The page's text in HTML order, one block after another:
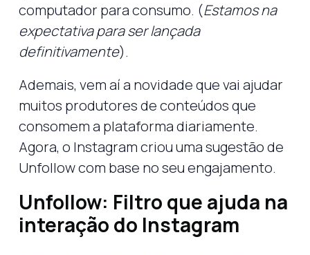
computador para consumo. (Estamos na
expectativa para ser lançada
definitivamente).
Ademais, vem aí a novidade que vai ajudar
muitos produtores de conteúdos que
consomem a plataforma diariamente.
Agora, o Instagram criou uma sugestão de
Unfollow com base no seu engajamento.
Unfollow: Filtro que ajuda na
interação do Instagram